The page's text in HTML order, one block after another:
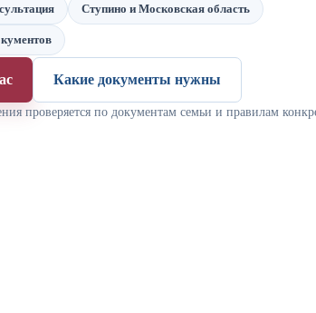
Ступино и Московская область
Какие документы нужны
проверяется по документам семьи и правилам